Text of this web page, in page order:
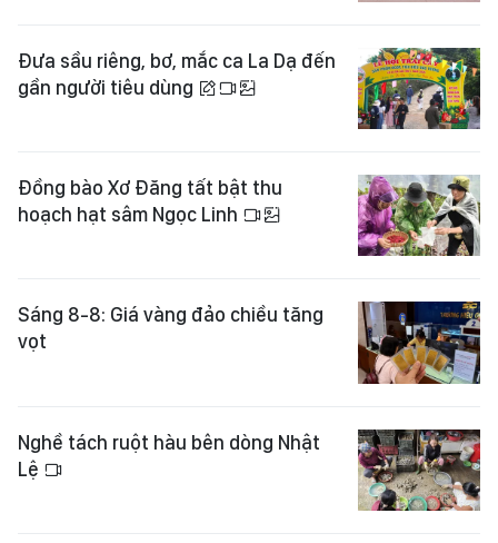
Đưa sầu riêng, bơ, mắc ca La Dạ đến
gần người tiêu dùng
Đồng bào Xơ Đăng tất bật thu
hoạch hạt sâm Ngọc Linh
Sáng 8-8: Giá vàng đảo chiều tăng
vọt
Nghề tách ruột hàu bên dòng Nhật
Lệ